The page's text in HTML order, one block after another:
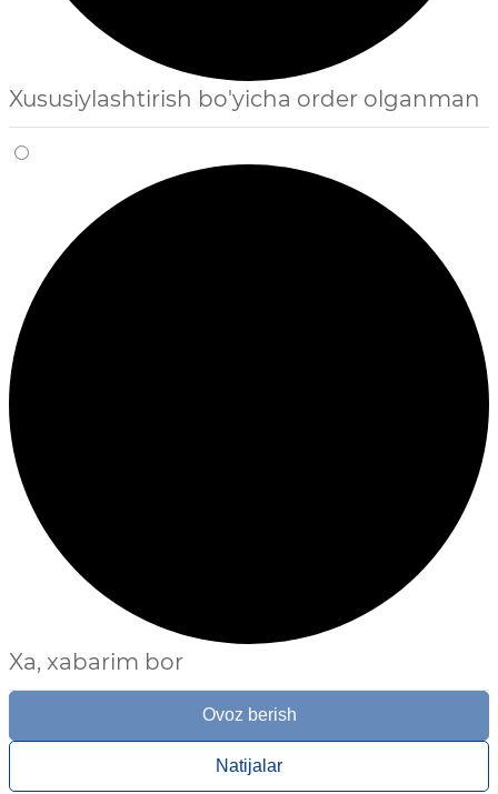
Xususiylashtirish bo'yicha order olganman
Xa, xabarim bor
Ovoz berish
Natijalar